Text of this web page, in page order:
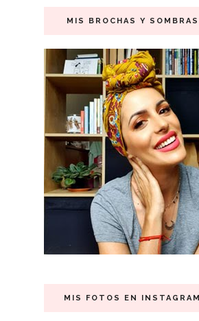
MIS BROCHAS Y SOMBRAS
MIS FOTOS EN INSTAGRAM